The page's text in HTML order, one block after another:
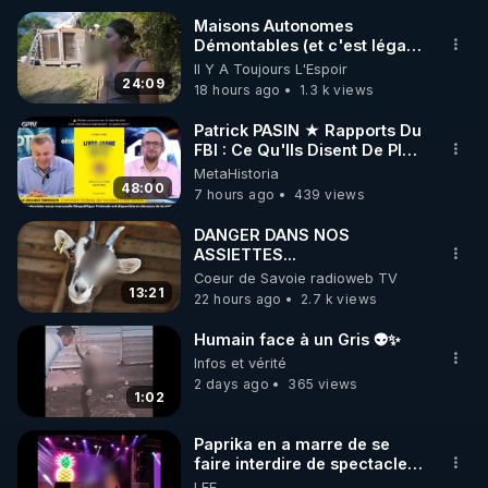
🌱 INSTAGRAM
https://www.instagram.com/rdlr_thierrycasasnovas/
http://rgnr.li/instagram
🌱 LA NEWSLETTER
Pour ne pas rater l’actualité RGNR (stages,
http://rgnr.li/news
🌱 VIDÉOS NON CENSURÉES SUR ODYSEE
Toutes les vidéos Youtube sont aussi sur la
http://rgnr.li/odysee
🌱 LES STAGES EN PRÉSENTIEL
24:09
Maisons Autonomes
Démontables (et c'est légal).
Visite éco village en
Bretagne
Il Y A Toujours L'Espoir
18 hours ago
1.3 k views
48:00
Patrick PASIN ★ Rapports Du
FBI : Ce Qu'Ils Disent De Plus
Grave Sur Hitler
MetaHistoria
7 hours ago
439 views
13:21
DANGER DANS NOS
ASSIETTES...
Coeur de Savoie radioweb TV
22 hours ago
2.7 k views
1:02
Humain face à un Gris 👽✨
Infos et vérité
2 days ago
365 views
Paprika en a marre de se
faire interdire de spectacle.
Elle décide donc de devenir